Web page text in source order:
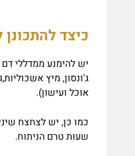
כיצד
ג'ונסון, מיץ
אוכל ועישון).
שעות טרם הניתוח.